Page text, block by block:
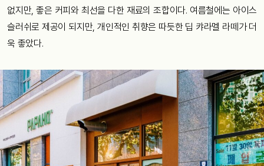
없지만, 좋은 커피와 최선을 다한 재료의 조합이다. 여름철에는 아이스
슬러쉬로 제공이 되지만, 개인적인 취향은 따듯한 딥 캬라멜 라떼가 더
욱 좋았다.